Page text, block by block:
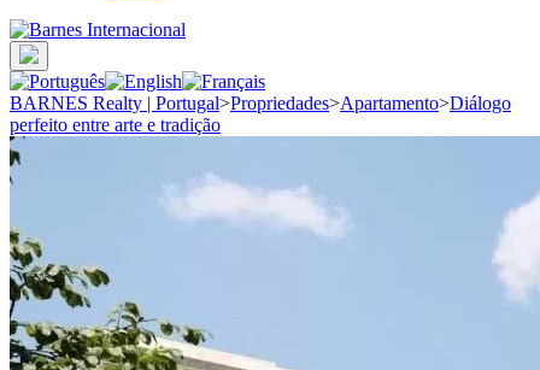
BARNES Realty | Portugal>Propriedades>Apartamento>Diálogo
perfeito entre arte e tradição